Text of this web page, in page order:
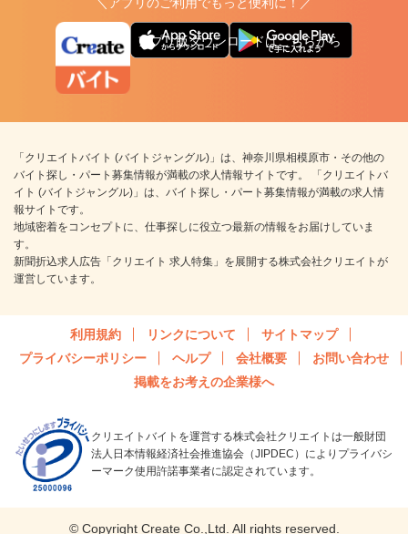
アプリ版ダウンロードはこちらから
「クリエイトバイト (バイトジャングル)」は、神奈川県相模原市・その他の
バイト探し・パート募集情報が満載の求人情報サイトです。 「クリエイトバ
イト (バイトジャングル)」は、バイト探し・パート募集情報が満載の求人情
報サイトです。
地域密着をコンセプトに、仕事探しに役立つ最新の情報をお届けしていま
す。
新聞折込求人広告「クリエイト 求人特集」を展開する株式会社クリエイトが
運営しています。
利用規約 リンクについて
サイトマップ
プライバシーポリシー
ヘルプ 会社概要
お問い合わせ
掲載をお考えの企業様へ
クリエイトバイトを運営する株式会社クリエイトは一般財団
法人日本情報経済社会推進協会（JIPDEC）によりプライバシ
ーマーク使用許諾事業者に認定されています。
© Copyright Create Co.,Ltd. All rights reserved.